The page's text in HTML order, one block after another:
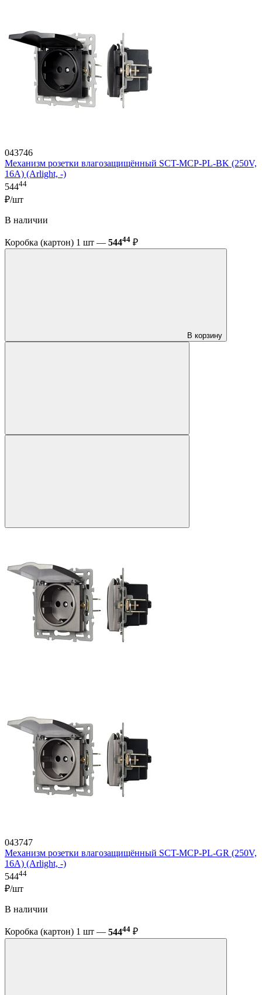
043746
Механизм розетки влагозащищённый SCT-MCP-PL-BK (250V,
16A) (Arlight, -)
54444
₽/шт
В наличии
Коробка (картон) 1 шт — 54444 ₽
В корзину
043747
Механизм розетки влагозащищённый SCT-MCP-PL-GR (250V,
16A) (Arlight, -)
54444
₽/шт
В наличии
Коробка (картон) 1 шт — 54444 ₽